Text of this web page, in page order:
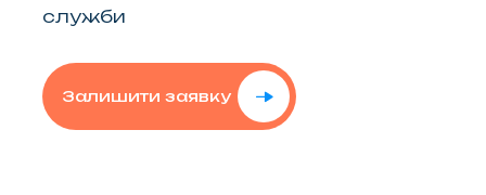
служби
Залишити заявку